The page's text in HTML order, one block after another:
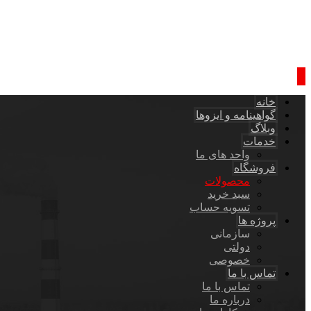
خانه
گواهینامه و ایزوها
وبلاگ
خدمات
واحد های ما
فروشگاه
محصولات
سبد خرید
تسویه حساب
پروژه ها
سازمانی
دولتی
خصوصی
تماس با ما
تماس با ما
درباره ما